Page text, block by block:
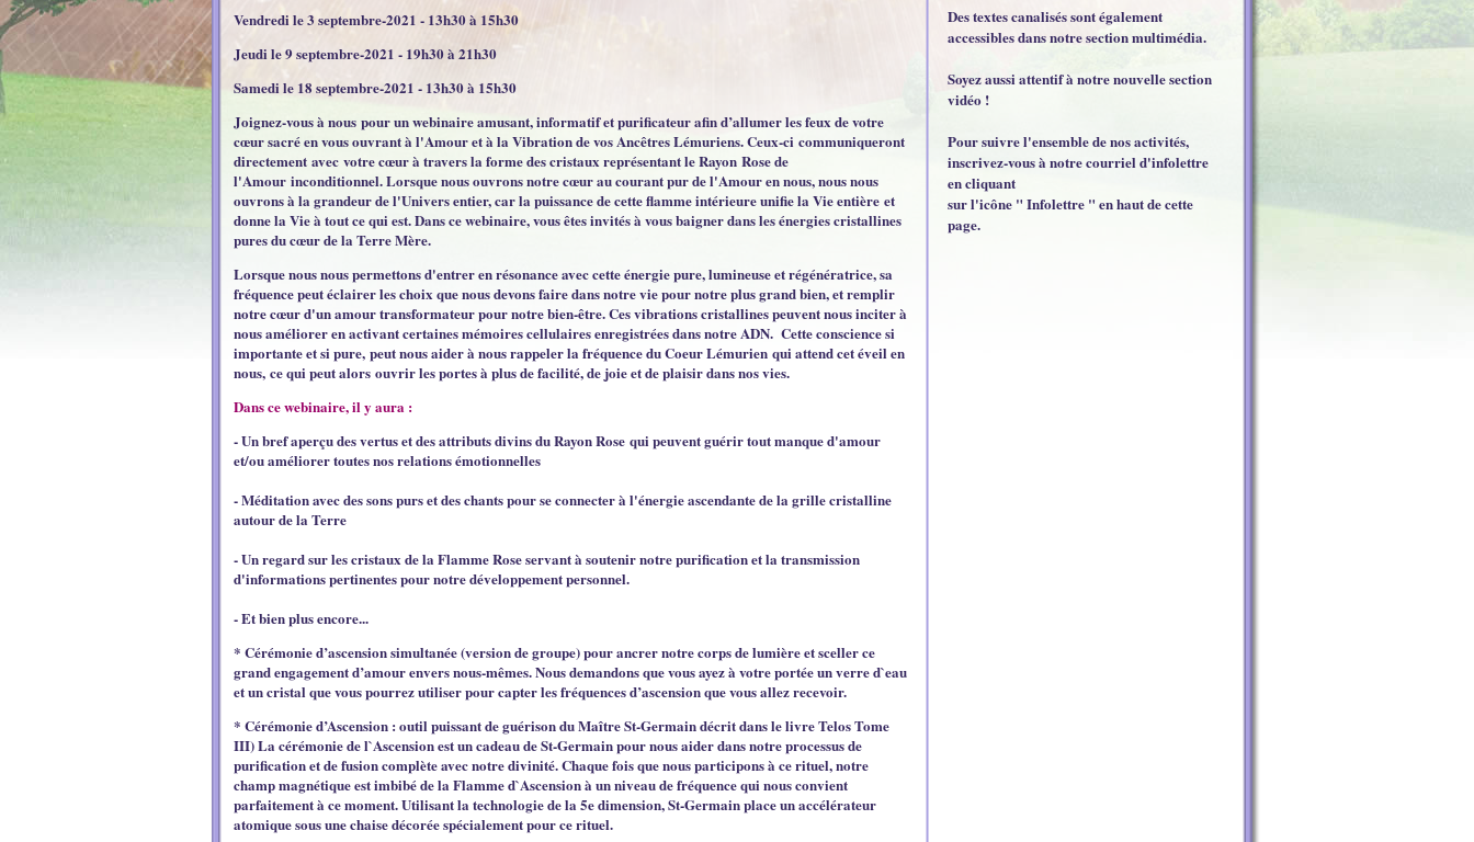
Vendredi le 3 septembre-2021 - 13h30 à 15h30
Jeudi le 9 septembre-2021 - 19h30 à 21h30
Samedi le 18 septembre-2021 - 13h30 à 15h30
Joignez-vous à nous pour un webinaire amusant, informatif et purificateur afin d’allumer les feux de votre
cœur sacré en vous ouvrant à l'Amour et à la Vibration de vos Ancêtres Lémuriens. Ceux-ci communiqueront
directement avec votre cœur à travers la forme des cristaux représentant le Rayon Rose de
l'Amour inconditionnel. Lorsque nous ouvrons notre cœur au courant pur de l'Amour en nous, nous nous
ouvrons à la grandeur de l'Univers entier, car la puissance de cette flamme intérieure unifie la Vie entière et
donne la Vie à tout ce qui est. Dans ce webinaire, vous êtes invités à vous baigner dans les énergies cristallines
pures du cœur de la Terre Mère.
Lorsque nous nous permettons d'entrer en résonance avec cette énergie pure, lumineuse et régénératrice, sa
fréquence peut éclairer les choix que nous devons faire dans notre vie pour notre plus grand bien, et remplir
notre cœur d'un amour transformateur pour notre bien-être. Ces vibrations cristallines peuvent nous inciter à
nous améliorer en activant certaines mémoires cellulaires enregistrées dans notre ADN. Cette conscience si
importante et si pure, peut nous aider à nous rappeler la fréquence du Coeur Lémurien qui attend cet éveil en
nous, ce qui peut alors ouvrir les portes à plus de facilité, de joie et de plaisir dans nos vies.
Dans ce webinaire, il y aura :
- Un bref aperçu des vertus et des attributs divins duRayon Rose qui peuvent guérir tout manque d'amour
et/ou améliorer toutes nos relations émotionnelles
- Méditation avec des sons purs et des chants pour se connecter à l'énergie ascendante de la grille cristalline
autour de la Terre
- Un regard sur les cristaux de la Flamme Rose servant à soutenir notre purification et la transmission
d'informations pertinentes pour notre développement personnel.
- Et bien plus encore...
* Cérémonie d’ascension simultanée(version de groupe) pour ancrer notre corps de lumière et sceller ce
grand engagement d’amour envers nous-mêmes. Nous demandons que vous ayez à votre portée un verre d`eau
et un cristal que vous pourrez utiliser pour capter les fréquences d’ascension que vous allez recevoir.
* Cérémonie d’Ascension : outil puissant de guérison du Maître St-Germain décrit dans le livre Telos Tome
III) La cérémonie de l`Ascension est un cadeau de St-Germain pour nous aider dans notre processus de
purification et de fusion complète avec notre divinité. Chaque fois que nous participons à ce rituel, notre
champ magnétique est imbibé de la Flamme d`Ascension à un niveau de fréquence qui nous convient
parfaitement à ce moment. Utilisant la technologie de la 5e dimension, St-Germain place un accélérateur
atomique sous une chaise décorée spécialement pour ce rituel.
Des textes canalisés sont également
accessibles dans notre section multimédia.
Soyez aussi attentif à notre nouvelle section
vidéo !
Pour suivre l'ensemble de nos activités,
inscrivez-vous à notre courriel d'infolettre
en cliquant
sur l'icône " Infolettre " en haut de cette
page.